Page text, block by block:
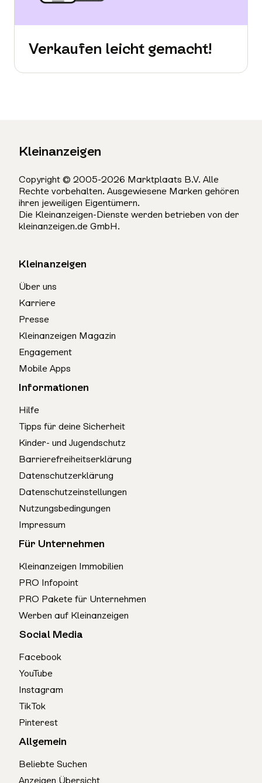
Verkaufen leicht gemacht!
Kleinanzeigen
Copyright © 2005-2026 Marktplaats B.V. Alle
Rechte vorbehalten. Ausgewiesene Marken gehören
ihren jeweiligen Eigentümern.
Die Kleinanzeigen-Dienste werden betrieben von der
kleinanzeigen.de GmbH.
Kleinanzeigen
Über uns
Karriere
Presse
Kleinanzeigen Magazin
Engagement
Mobile Apps
Informationen
Hilfe
Tipps für deine Sicherheit
Kinder- und Jugendschutz
Barrierefreiheitserklärung
Datenschutzerklärung
Datenschutzeinstellungen
Nutzungsbedingungen
Impressum
Für Unternehmen
Kleinanzeigen Immobilien
PRO Infopoint
PRO Pakete für Unternehmen
Werben auf Kleinanzeigen
Social Media
Facebook
YouTube
Instagram
TikTok
Pinterest
Allgemein
Beliebte Suchen
Anzeigen Übersicht